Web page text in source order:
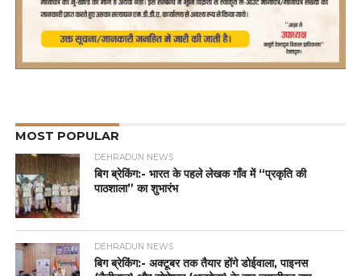
MOST POPULAR
DEHRADUN NEWS
बिग ब्रेकिंग:- भारत के पहले लेखक गाँव में “प्रकृति की
पाठशाला” का शुभारंभ
DEHRADUN NEWS
बिग ब्रेकिंग:- अक्टूबर तक तैयार होंगे डोईवाला, पाइनस